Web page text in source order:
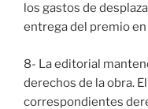
los gastos de
entrega del premio
8- La editorial
derechos de la obra.
correspondientes